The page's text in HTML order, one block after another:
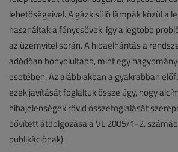
lehetőségeivel. A gázkisülő lámpák közül a
használtak a fénycsövek, így a legtöbb
az üzemvitel során. A hibaelhárítás a
adódóan bonyolultabb, mint egy
esetében. Az alábbiakban a gyakrabban
ezek javítását foglaltuk össze úgy, hogy
hibajelenségek rövid összefoglalását
bővített átdolgozása a VL 2005/1-2.
publikációnak).